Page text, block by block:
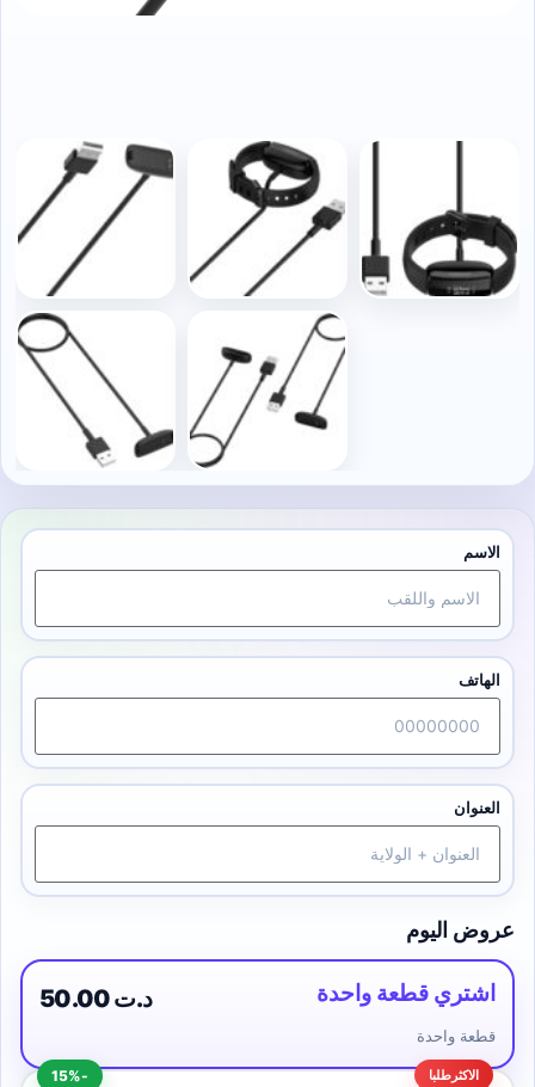
الاسم
الهاتف
العنوان
عروض اليوم
50.00 د.ت اشتري قطعة واحدة
قطعة واحدة
-15%